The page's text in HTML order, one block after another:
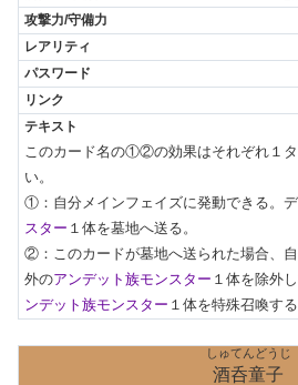
このカード名の①②の効果はそれぞれ１
い。
①：自分メインフェイズに発動できる。
スター １体を墓地へ送る。
②：このカードが墓地へ送られた場合、
外のアンデット族モンスター １体を除外
ンデット族モンスター １体を特殊召喚する
しゅてんどうじ
酒呑童子